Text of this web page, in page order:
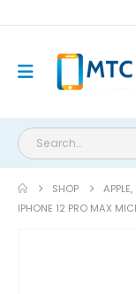
SHOP APPLE,
IPHONE 12 PRO MAX